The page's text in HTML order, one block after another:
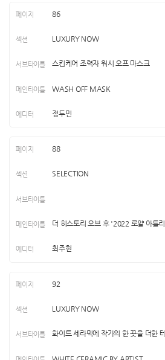
86
LUXURY NOW
스킨케어 조력자 워시 오프 마스크
WASH OFF MASK
정두민
88
SELECTION
더 히스토리 오브 후 '2022 로얄 아틀
최주현
92
LUXURY NOW
화이트 세라믹에 작가의 한 끗을 더한